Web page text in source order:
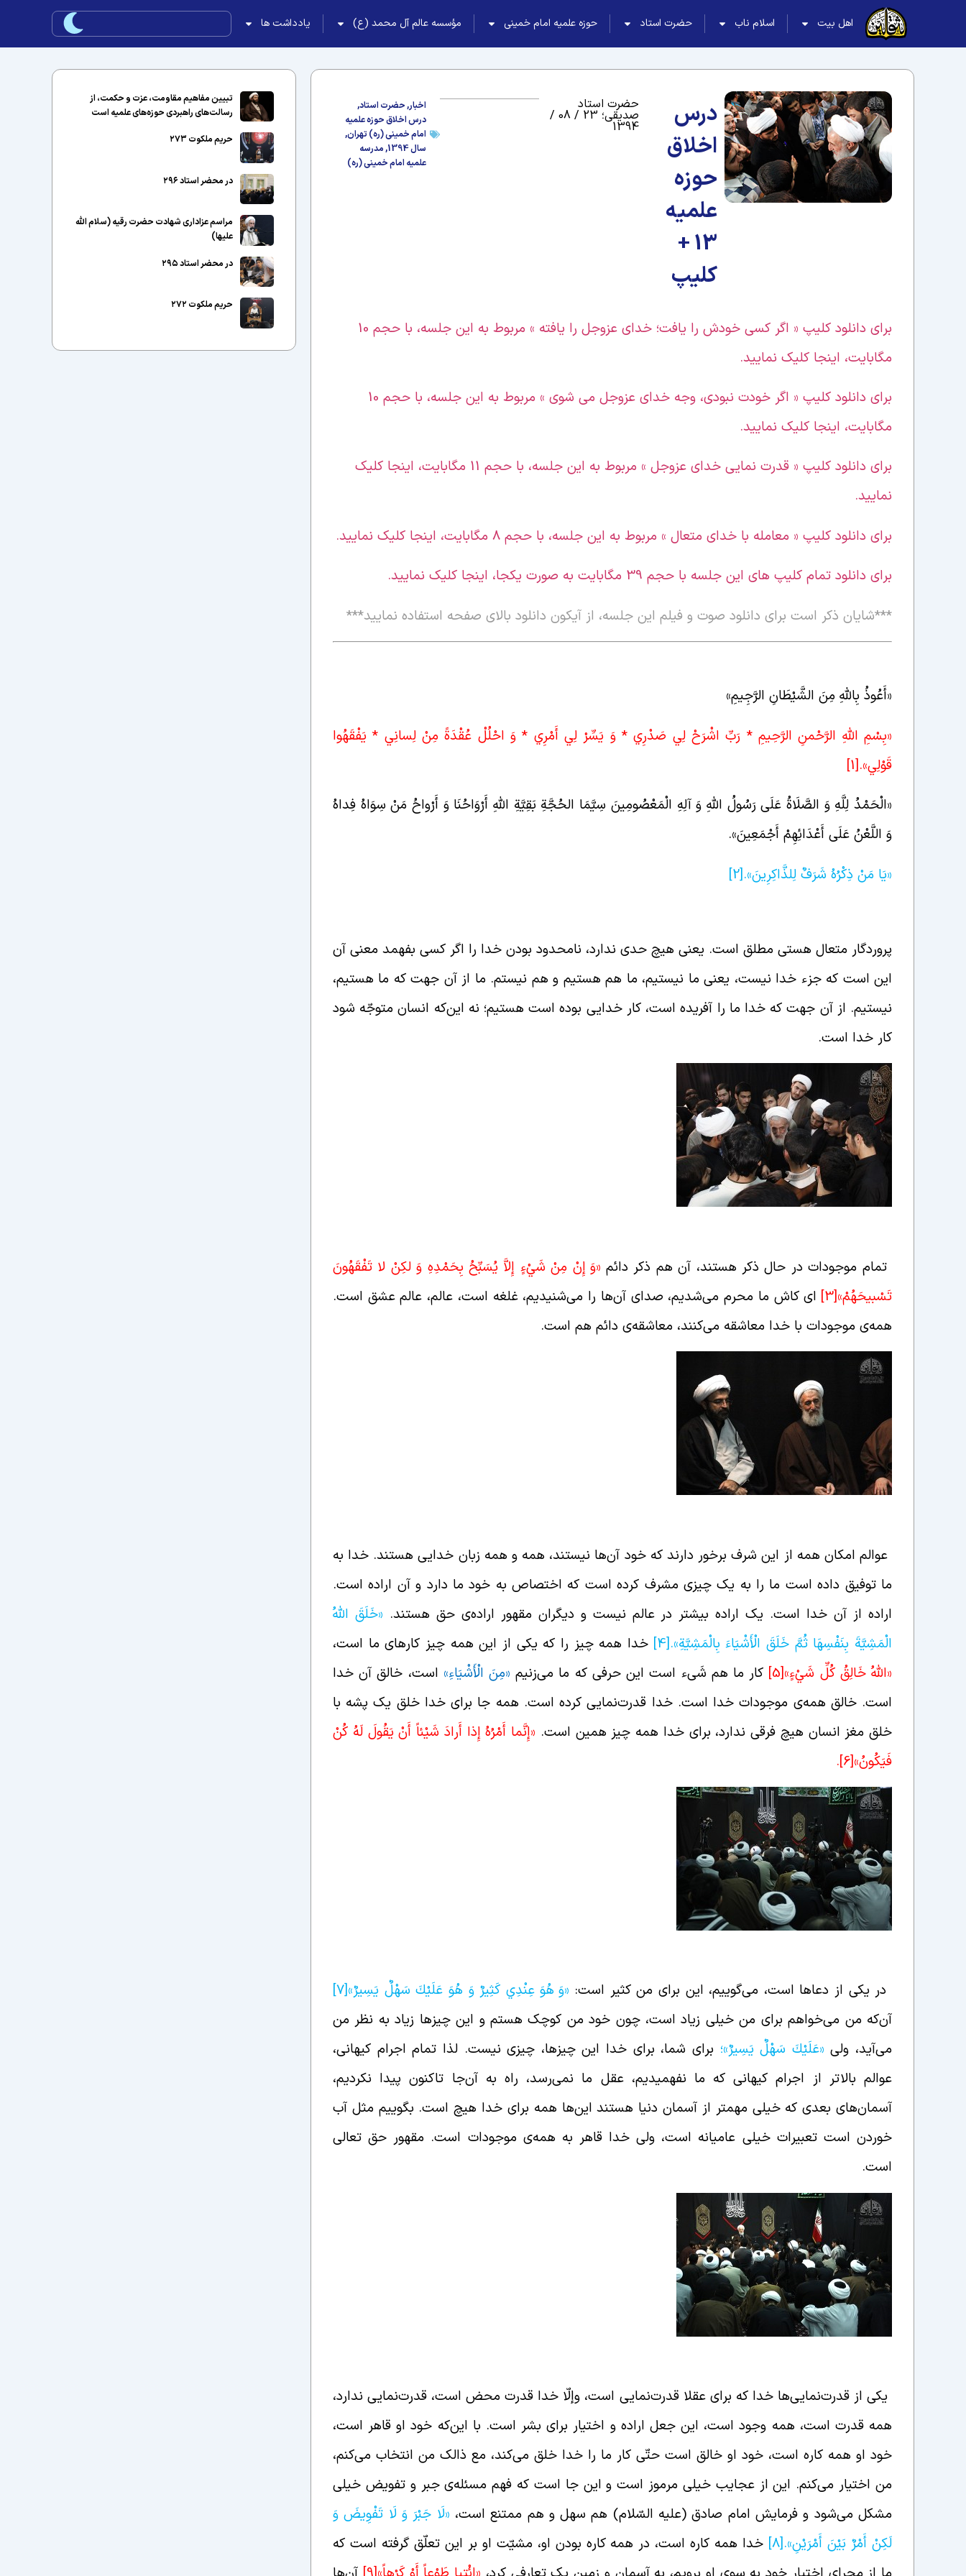
اهل بیت اسلام ناب حضرت استاد حوزه علمیه امام خمینی مؤسسه عالم آل محمد (ع) یادداشت ها
درس
اخلاق
حوزه
علمیه
13 +
کلیپ
حضرت استاد
صدیقی؛ 23 / 08 /
1394
اخبار,حضرت استاد,
درس اخلاق حوزه علمیه
امام خمینی (ره) تهران,
سال 1394
,مدرسه
علمیه امام خمینی (ره)
برای دانلود کلیپ « اگر کسی خودش را یافت؛ خدای عزوجل را یافته » مربوط به این جلسه، با حجم 10
مگابایت، اینجا کلیک نمایید.
برای دانلود کلیپ « اگر خودت نبودی، وجه خدای عزوجل می شوی » مربوط به این جلسه، با حجم 10
مگابایت، اینجا کلیک نمایید.
برای دانلود کلیپ « قدرت نمایی خدای عزوجل » مربوط به این جلسه، با حجم 11 مگابایت، اینجا کلیک
نمایید.
برای دانلود کلیپ « معامله با خدای متعال » مربوط به این جلسه، با حجم 8 مگابایت، اینجا کلیک نمایید.
برای دانلود تمام کلیپ های این جلسه با حجم 39 مگابایت به صورت یکجا، اینجا کلیک نمایید.
***شایان ذکر است برای دانلود صوت و فیلم این جلسه، از آیکون دانلود بالای صفحه استفاده نمایید***
«أَعُوذُ بِاللَّهِ مِنَ الشَّيْطَانِ الرَّجِيمِ»
«بِسْمِ اللَّهِ الرَّحْمنِ الرَّحِيمِ * رَبِّ اشْرَحْ لِي صَدْرِي * وَ يَسِّرْ لِي أَمْرِي * وَ احْلُلْ عُقْدَةً مِنْ لِسانِي * يَفْقَهُوا
قَوْلِي».[1]
«الْحَمْدُ لِلَّهِ وَ الصَّلَاةُ عَلَی رَسُولُ اللَّهِ وَ آلِهِ الْمَعْصُومِینَ سِیَّمَا الحُجَّةِ بَقِیَّةِ اللهِ أَرْوَاحُنَا وَ أَرْواحُ مَنْ سِوَاهُ فِداهُ
وَ اللَّعْنُ عَلَی أَعْدَائِهِمْ أَجْمَعِینَ».
«يَا مَنْ ذِكْرُهُ شَرَفٌ لِلذَّاكِرِينَ».[2]
پروردگار متعال هستی مطلق است. یعنی هیچ حدی ندارد، نامحدود بودن خدا را اگر کسی بفهمد معنی آن
این است که جزء خدا نیست، یعنی ما نیستیم، ما هم هستیم و هم نیستم. ما از آن جهت که ما هستیم،
نیستیم. از آن جهت که خدا ما را آفریده است، کار خدایی بوده است هستیم؛ نه این‌که انسان متوجّه شود
کار خدا است.
تمام موجودات در حال ذکر هستند، آن هم ذکر دائم «وَ إِنْ مِنْ شَيْ‏ءٍ إِلاَّ يُسَبِّحُ بِحَمْدِهِ وَ لكِنْ لا تَفْقَهُونَ
تَسْبيحَهُمْ»[3]
ای کاش ما محرم می‌شدیم، صدای آن‌ها را می‌شنیدیم، غلغه است، عالم، عالم عشق است.
همه‌ی موجودات با خدا معاشقه می‌کنند، معاشقه‌ی دائم هم است.
عوالم امکان همه از این شرف برخور دارند که خود آن‌ها نیستند، همه و همه زبان خدایی هستند. خدا به
ما توفیق داده است ما را به یک چیزی مشرف کرده است که اختصاص به خود ما دارد و آن اراده است.
اراده از آن خدا است. یک اراده بیشتر در عالم نیست و دیگران مقهور اراده‌ی حق هستند. «خَلَقَ اللَّهُ
الْمَشِيَّةَ بِنَفْسِهَا ثُمَّ خَلَقَ الْأَشْيَاءَ بِالْمَشِيَّةِ».[4]
خدا همه چیز را که یکی از این همه چیز کارهای ما است،
«اللَّهُ خَالِقُ كُلِّ شَيْ‏ءٍ»[5] کار ما هم شَیء است این حرفی که ما می‌زنیم «مِنَ الْأَشْيَاءِ» است، خالق آن خدا
است. خالق همه‌ی موجودات خدا است. خدا قدرت‌نمایی کرده است. همه جا برای خدا خلق یک پشه با
خلق مغز انسان هیچ فرقی ندارد، برای خدا همه چیز همین است. «إِنَّما أَمْرُهُ إِذا أَرادَ شَيْئاً أَنْ يَقُولَ لَهُ كُنْ
فَيَكُونُ‏»[6]
.
در یکی از دعاها است، می‌گوییم، این برای من کثیر است: «وَ هُوَ عِنْدِي كَثِيرٌ وَ هُوَ عَلَيْكَ سَهْلٌ يَسِيرٌ»[7]
آن‌که من می‌خواهم برای من خیلی زیاد است، چون خود من کوچک هستم و این چیزها زیاد به نظر من
می‌آید، ولی «عَلَيْكَ سَهْلٌ يَسِيرٌ»؛ برای شما، برای خدا این چیزها، چیزی نیست. لذا تمام اجرام کیهانی،
عوالم بالاتر از اجرام کیهانی که ما نفهمیدیم، عقل ما نمی‌رسد، راه به آن‌جا تاکنون پیدا نکردیم،
آسمان‌های بعدی که خیلی مهمتر از آسمان دنیا هستند این‌ها همه برای خدا هیچ است. بگوییم مثل آب
خوردن است تعبیرات خیلی عامیانه است، ولی خدا قاهر به همه‌ی موجودات است. مقهور حق تعالی
است.
یکی از قدرت‌نمایی‌ها خدا که برای عقلا قدرت‌نمایی است، وإلّا خدا قدرت محض است، قدرت‌نمایی ندارد،
همه قدرت است، همه وجود است، این جعل اراده و اختیار برای بشر است. با این‌که خود او قاهر است،
خود او همه کاره است، خود او خالق است حتّی کار ما را خدا خلق می‌کند، مع ذالک من انتخاب می‌کنم،
من اختیار می‌کنم. این از عجایب خیلی مرموز است و این جا است که فهم مسئله‌ی جبر و تفویض خیلی
مشکل می‌شود و فرمایش امام صادق (علیه السّلام) هم سهل و هم ممتنع است، «لَا جَبْرَ وَ لَا تَفْوِيضَ وَ
لَكِنْ أَمْرٌ بَيْنَ أَمْرَيْنِ».[8]
خدا همه کاره است، در همه کاره بودن او، مشیّت او بر این تعلّق گرفته است که
تبیین مفاهیم مقاومت، عزت و حکمت، از
رسالت‌های راهبردی حوزه‌های علمیه است
حریم ملکوت ۲۷۳
در محضر استاد ۲۹۶
مراسم عزاداری شهادت حضرت رقیه (سلام الله
علیها)
در محضر استاد ۲۹۵
حریم ملکوت ۲۷۲